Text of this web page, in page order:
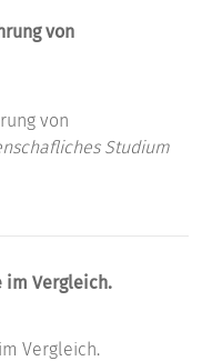
von
von
Studium
Vergleich.
Vergleich.